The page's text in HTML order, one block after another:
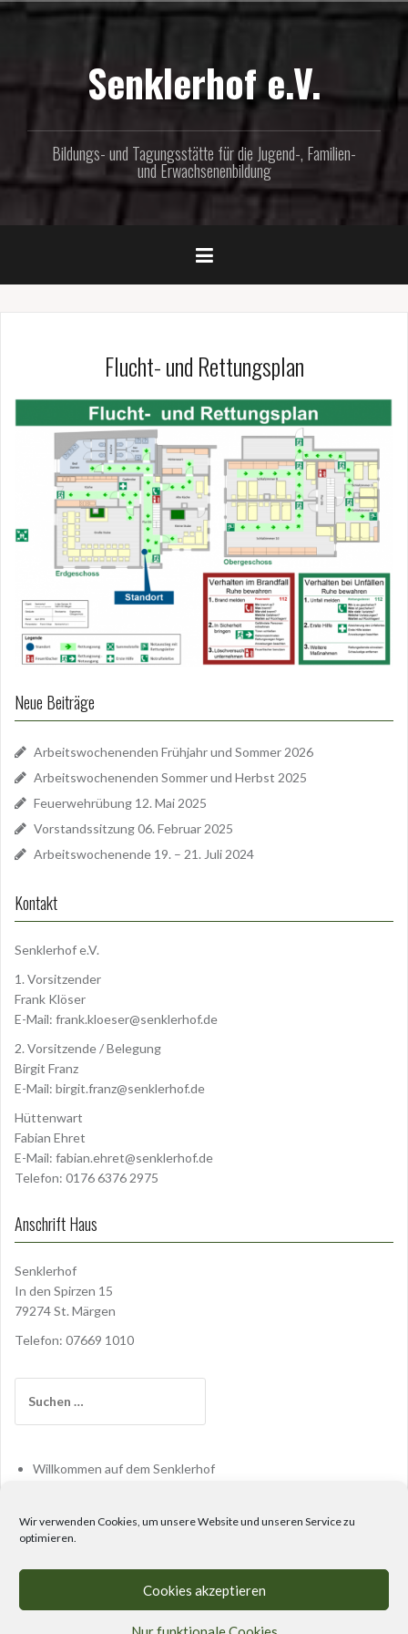
Wir verwenden Cookies, um unsere Website und unseren Service zu
optimieren.
Cookies akzeptieren
Zum
Senklerhof e.V.
Bildungs- und Tagungsstätte für die Jugend-, Familien-
und Erwachsenenbildung
Flucht- und Rettungsplan
Neue Beiträge
Arbeitswochenenden Frühjahr und Sommer 2026
Arbeitswochenenden Sommer und Herbst 2025
Feuerwehrübung 12. Mai 2025
Vorstandssitzung 06. Februar 2025
Arbeitswochenende 19. – 21. Juli 2024
Kontakt
Senklerhof e.V.
1. Vorsitzender
Frank Klöser
E-Mail: frank.kloeser@senklerhof.de
2. Vorsitzende / Belegung
Birgit Franz
E-Mail: birgit.franz@senklerhof.de
Hüttenwart
Fabian Ehret
E-Mail: fabian.ehret@senklerhof.de
Telefon: 0176 6376 2975
Anschrift Haus
Senklerhof
In den Spirzen 15
79274 St. Märgen
Telefon: 07669 1010
nach:
Willkommen auf dem Senklerhof
Blog